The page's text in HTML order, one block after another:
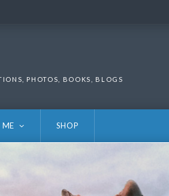
PHOTOS, BOOKS, BLOGS
SHOP